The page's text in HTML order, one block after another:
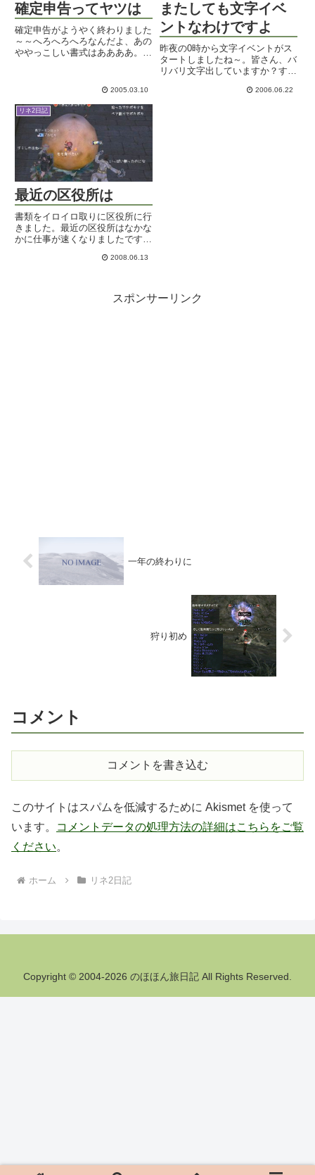
確定申告ってヤツは
確定申告がようやく終わりました
～～へろへろへろなんだよ、あの
ややっこしい書式はああああ。あ
返ってけーへんよ～」というシス
傍若無人なシステムじゃない
2005.03.10
またしても文字イベ
ントなわけですよ
昨夜の0時から文字イベントがス
タートしましたね～。皆さん、バ
リバリ文字出していますか？すっ
で、ちょこっと狩ってみました。
2006.06.22
リネ2日記
最近の区役所は
書類をイロイロ取りに区役所に行
きました。最近の区役所はなかな
かに仕事が速くなりましたです
欲しいんですが・・」と言いかけ
ついでにもらった案内資料みたい
2008.06.13
スポンサーリンク
一年の終わりに
狩り初め
コメント
コメントを書き込む
このサイトはスパムを低減するために Akismet を使って
います。
コメントデータの処理方法の詳細はこちらをご覧
ください。
ホーム リネ2日記
Copyright © 2004-2026 のほほん旅日記 All Rights Reserved.